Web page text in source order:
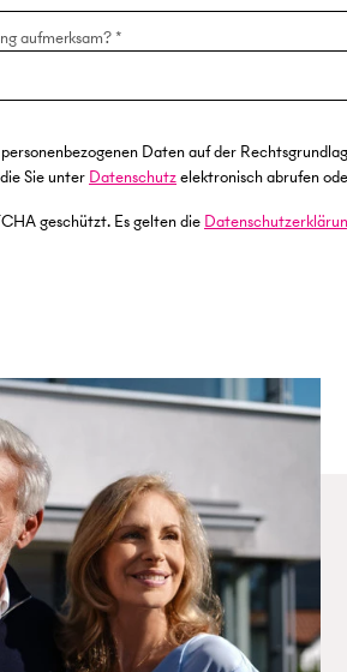
aufmerksam?
Daten auf der
Sie unter Datenschutzelektronisch abrufen
geschützt. Es gelten die